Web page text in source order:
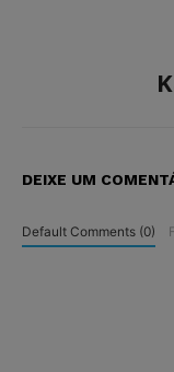
DEIXE UM
Default Comments (0)